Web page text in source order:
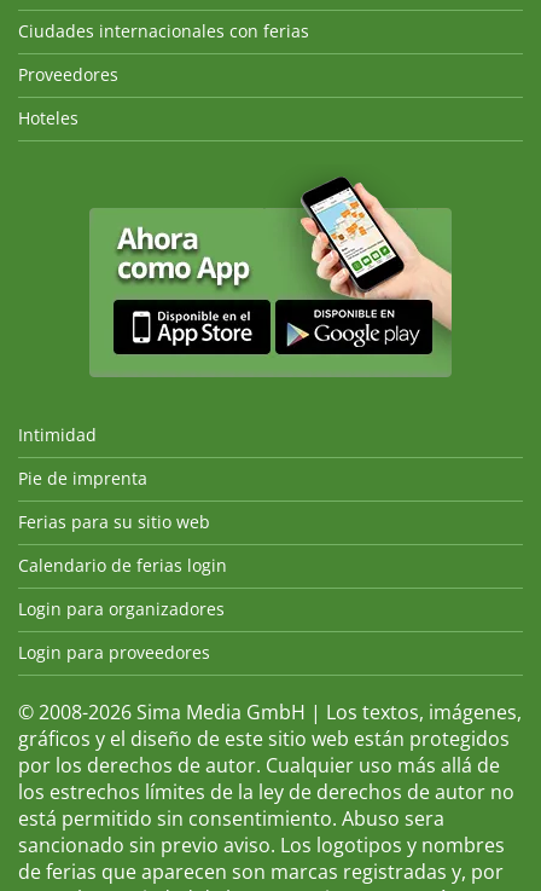
Ciudades internacionales con ferias
Proveedores
Hoteles
Intimidad
Pie de imprenta
Ferias para su sitio web
Calendario de ferias login
Login para organizadores
Login para proveedores
© 2008-2026 Sima Media GmbH | Los textos, imágenes,
gráficos y el diseño de este sitio web están protegidos
por los derechos de autor. Cualquier uso más allá de
los estrechos límites de la ley de derechos de autor no
está permitido sin consentimiento. Abuso sera
sancionado sin previo aviso. Los logotipos y nombres
de ferias que aparecen son marcas registradas y, por